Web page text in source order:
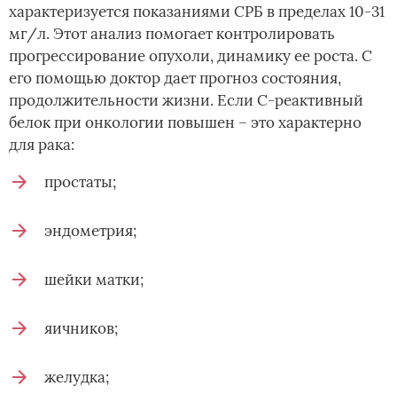
характеризуется показаниями СРБ в пределах 10-31
мг/л. Этот анализ помогает контролировать
прогрессирование опухоли, динамику ее роста. С
его помощью доктор дает прогноз состояния,
продолжительности жизни. Если С-реактивный
белок при онкологии повышен – это характерно
для рака:
простаты;
эндометрия;
шейки матки;
яичников;
желудка;